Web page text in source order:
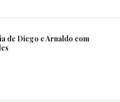
de Diego e Arnaldo com